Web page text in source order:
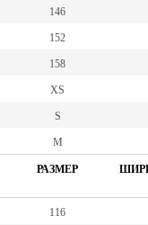
146
152
158
XS
S
M
РАЗМЕР
116